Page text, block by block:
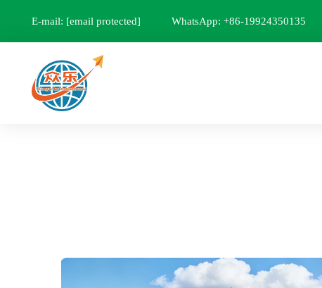
E-mail: [email protected] WhatsApp: +86-19924350135